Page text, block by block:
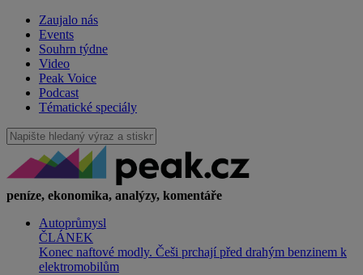
Zaujalo nás
Events
Souhrn týdne
Video
Peak Voice
Podcast
Tématické speciály
peníze, ekonomika, analýzy, komentáře
Autoprůmysl
ČLÁNEK
Konec naftové modly. Češi prchají před drahým benzinem k
elektromobilům